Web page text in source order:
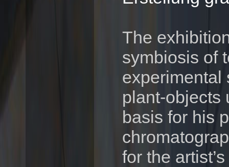
The
symbiosis of
experimental
plant-objects
basis for his
for the